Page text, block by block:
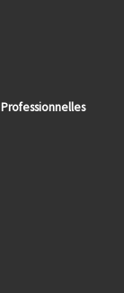
Professionnelles